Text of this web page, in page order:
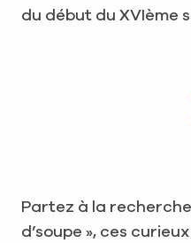
du début du XVIème
Partez à la
d’soupe », ces